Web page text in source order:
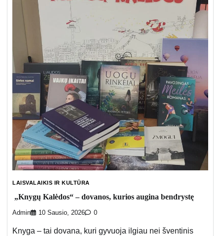
LAISVALAIKIS IR KULTŪRA
„Knygų Kalėdos“ – dovanos, kurios augina bendrystę
Admin 10 Sausio, 2026 0
Knyga – tai dovana, kuri gyvuoja ilgiau nei šventinis